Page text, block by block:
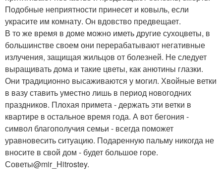
Подобные неприятности принесет и ковыль, если
украсите им комнату. Он вдовство предвещает.
В то же время в доме можно иметь другие сухоцветы, в
большинстве своем они перерабатывают негативные
излучения, защищая жильцов от болезней. Не следует
выращивать дома и такие цветы, как анютины глазки.
Они традиционно высаживаются у могил. Хвойные ветки
в вазу ставить уместно лишь в период новогодних
праздников. Плохая примета - держать эти ветки в
квартире в остальное время года. А вот бегония -
символ благополучия семьи - всегда поможет
уравновесить ситуацию. Подаренную пальму никогда не
вносите в свой дом - будет большое горе.
Советы@mir_Hitrostey.